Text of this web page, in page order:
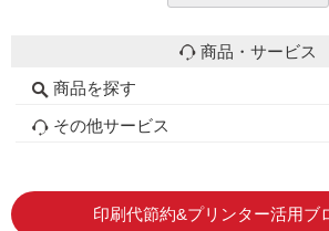
商品・サービス
商品を探す
初心者用セット
キャノンインク
エプソンインク
ブラザーインク
詰め替えインク
互換インクボトル
互換インクカートリッジ
再生インクカートリッジ
トナーカートリッジ
その他サービス
印刷代節約&プリンター活用ブ